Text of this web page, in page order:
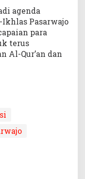
agenda
Pasarwajo
para
terus
Al-Qur’an dan